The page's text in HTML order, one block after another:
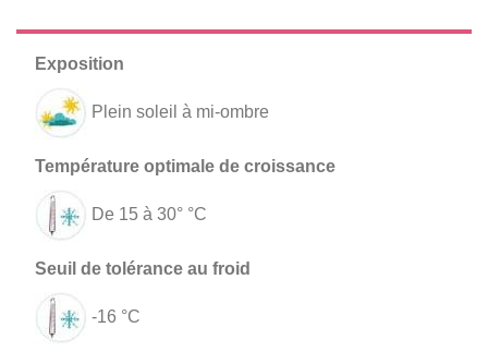
Plein soleil à mi-ombre
De 15 à 30° °C
-16 °C